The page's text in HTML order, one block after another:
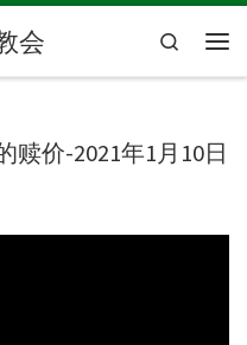
会
Search
赎价-2021年1月10日